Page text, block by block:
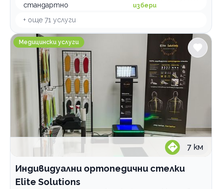
стандартно
избери
+ още 71 услуги
Индивидуални ортопедични стелки Elite Solutions
Медицински услуги
7 км
Индивидуални ортопедични стелки
Elite Solutions